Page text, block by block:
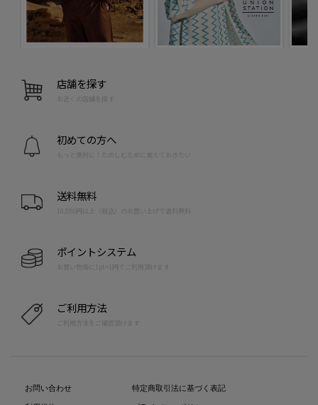
店舗を探す
お近くの店舗を探す
初めての方へ
もっと便利に！たのしむために覚えておきたい
送料無料
10,000円以上（税込）のお買い上げで送料無料
ポイントシステム
お買い物毎に1pt=1円でご利用頂けます
ご利用方法
ご利用方法をご確認頂けます
お問い合わせ
特定商取引法に基づく表記